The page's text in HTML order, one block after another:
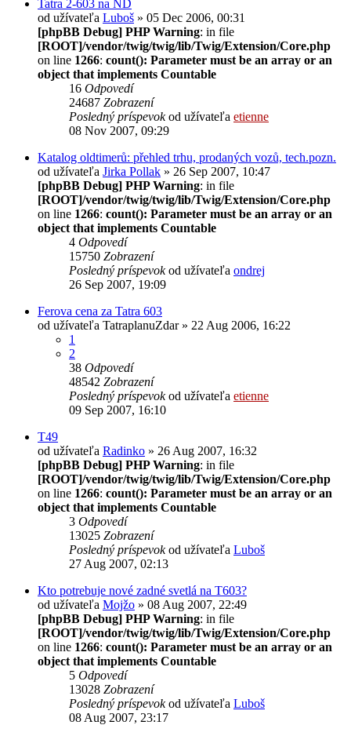
Tatra 2-603 na ND
od užívateľa Luboš » 05 Dec 2006, 00:31
[phpBB Debug] PHP Warning: in file
[ROOT]/vendor/twig/twig/lib/Twig/Extension/Core.php
on line 1266: count(): Parameter must be an array or an
object that implements Countable
16 Odpovedí
24687 Zobrazení
Posledný príspevokod užívateľa etienne
08 Nov 2007, 09:29
Katalog oldtimerů: přehled trhu, prodaných vozů, tech.pozn.
od užívateľa Jirka Pollak » 26 Sep 2007, 10:47
[phpBB Debug] PHP Warning: in file
[ROOT]/vendor/twig/twig/lib/Twig/Extension/Core.php
on line 1266: count(): Parameter must be an array or an
object that implements Countable
4 Odpovedí
15750 Zobrazení
Posledný príspevokod užívateľa ondrej
26 Sep 2007, 19:09
Ferova cena za Tatra 603
od užívateľa TatraplanuZdar» 22 Aug 2006, 16:22
1
2
38 Odpovedí
48542 Zobrazení
Posledný príspevokod užívateľa etienne
09 Sep 2007, 16:10
T49
od užívateľa Radinko » 26 Aug 2007, 16:32
[phpBB Debug] PHP Warning: in file
[ROOT]/vendor/twig/twig/lib/Twig/Extension/Core.php
on line 1266: count(): Parameter must be an array or an
object that implements Countable
3 Odpovedí
13025 Zobrazení
Posledný príspevokod užívateľa Luboš
27 Aug 2007, 02:13
Kto potrebuje nové zadné svetlá na T603?
od užívateľa Mojžo » 08 Aug 2007, 22:49
[phpBB Debug] PHP Warning: in file
[ROOT]/vendor/twig/twig/lib/Twig/Extension/Core.php
on line 1266: count(): Parameter must be an array or an
object that implements Countable
5 Odpovedí
13028 Zobrazení
Posledný príspevokod užívateľa Luboš
08 Aug 2007, 23:17